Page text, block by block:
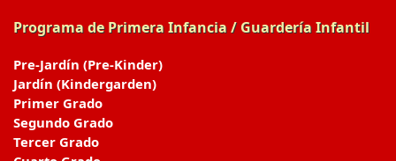
Programa de Primera Infancia / Guardería Infantil
Pre-Jardín (Pre-Kinder)
Jardín (Kindergarden)
Primer Grado
Segundo Grado
Tercer Grado